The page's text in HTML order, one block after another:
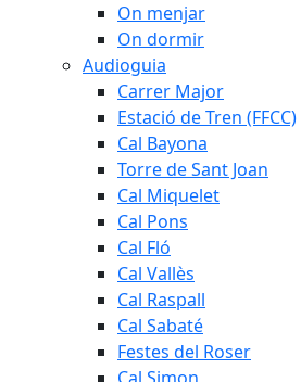
On menjar
On dormir
Audioguia
Carrer Major
Estació de Tren (FFCC)
Cal Bayona
Torre de Sant Joan
Cal Miquelet
Cal Pons
Cal Fló
Cal Vallès
Cal Raspall
Cal Sabaté
Festes del Roser